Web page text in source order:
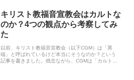
キリスト教福音宣教会はカルトな
のか？4つの観点から考察してみ
た
以前、キリスト教福音宣教会（以下CGM）は「異
端」と呼ばれているけど本当にそうなのか？という
記事を書きました。残念ながら、CGMは「カルトな